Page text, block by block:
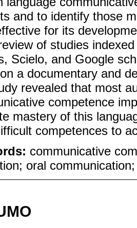
and to identify those
for its
of studies
Scielo, and Google
a documentary and
revealed that most
competence
mastery of this
competences to
communicative
oral